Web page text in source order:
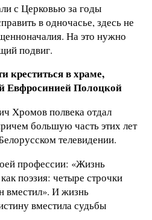
с Церковью за годы
в одночасье, здесь не
На это нужно
подвиг.
креститься в храме,
Евфросинией Полоцкой
Хромов полвека отдал
большую часть этих лет
телевидении.
профессии: «Жизнь
поэзия: четыре строчки
вместил». И жизнь
вместила судьбы